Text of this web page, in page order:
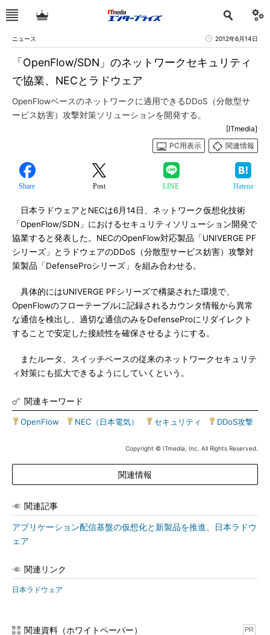
ニュース 2012年6月14日
「OpenFlow/SDN」のネットワークセキュリティ
で協業、NECとラドウェア
OpenFlowベースのネットワークに適用できるDDoS（分散型サ
ービス妨害）攻撃対策ソリューションを開発する。
[ITmedia]
PC用表示
関連情報
Share Post LINE Hatena
日本ラドウェアとNECは6月14日、ネットワーク仮想化技術
「OpenFlow/SDN」におけるセキュリティソリューション開発で
協業すると発表した。NECのOpenFlow対応製品「UNIVERGE PF
シリーズ」とラドウェアのDDoS（分散型サービス妨害）攻撃対
策製品「DefenseProシリーズ」を組み合わせる。
具体的にはUNIVERGE PFシリーズで構築された環境で、
OpenFlowのフローテーブルに記録されるカウンタ情報から異常
な通信を検出し、適切な通信のみをDefenseProにリダイレクト
することで安定した接続性を確保させるようにする。
またルータ、スイッチベースの従来のネットワークセキュリテ
ィ対策にも拡大できるようにしていくという。
関連キーワード
OpenFlow NEC（日本電気） セキュリティ DDoS攻撃
Copyright © ITmedia, Inc. All Rights Reserved.
関連情報
関連記事
アプリケーション配信基盤の仮想化と新製品を推進、日本ラドウ
ェア
関連リンク
日本ラドウェア
関連資料（ホワイトペーパー） PR